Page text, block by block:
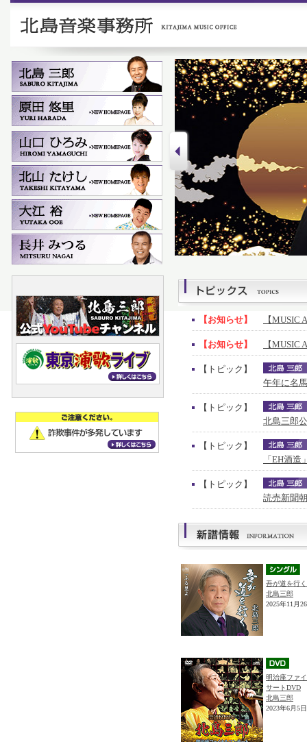
【お知らせ】 【MUSIC
【お知らせ】 【MUSIC
【トピック】
午年に名
【トピック】
北島三郎
【トピック】
「EH酒
【トピック】
読売新聞
吾が道を行く
北島三郎
2025年11月
明治座ファ
サートDVD
北島三郎
2023年6月5